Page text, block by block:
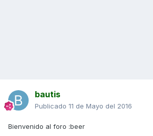
bautis
Publicado 11 de Mayo del 2016
Bienvenido al foro :beer